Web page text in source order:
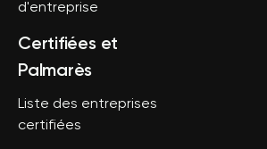
d'entreprise
Certifiées et
Palmarès
Liste des entreprises
certifiées